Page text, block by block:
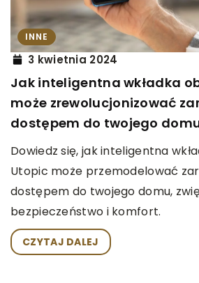
INNE
3 kwietnia 2024
Jak inteligentna wkładka
może zrewolucjonizować
dostępem do twojego
Dowiedz się, jak inteligentna
Utopic może przemodelować
dostępem do twojego domu,
bezpieczeństwo i komfort.
CZYTAJ DALEJ